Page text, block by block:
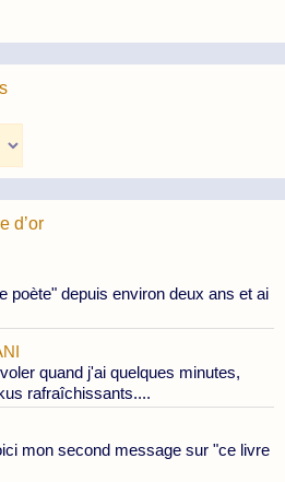
d’or
poète" depuis environ deux ans et ai
quand j'ai quelques minutes,
rafraîchissants....
mon second message sur "ce livre